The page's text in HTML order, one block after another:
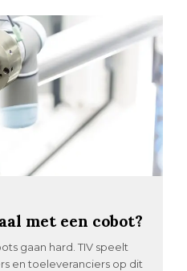
met een cobot?
gaan hard. TIV speelt
en toeleveranciers op dit